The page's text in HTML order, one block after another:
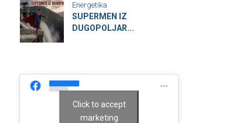
Energetika
SUPERMEN IZ
DUGOPOLJAR...
Click to accept
marketing